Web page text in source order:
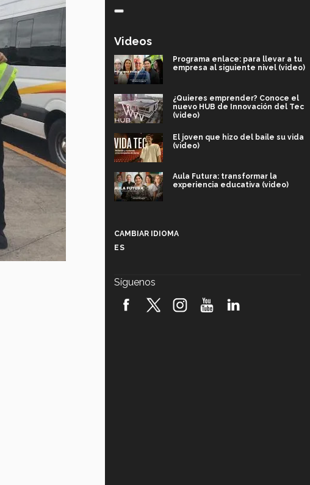
Videos
Programa enlace: para llevar a tu
empresa al siguiente nivel (video)
¿Quieres emprender? Conoce el
nuevo HUB de Innovación del Tec
(video)
El joven que hizo del baile su vida
(video)
Aula Futura: transformar la
experiencia educativa (video)
robótica FIRST 2026! (video)
CAMBIAR IDIOMA
ES
Síguenos